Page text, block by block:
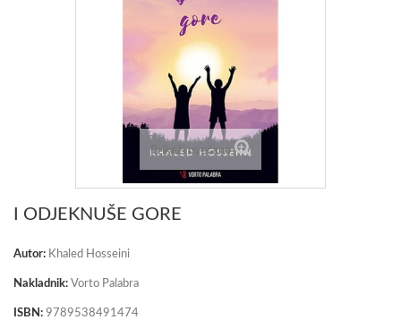
Prikaži uvećano
I ODJEKNUŠE GORE
Autor: Khaled Hosseini
Nakladnik: Vorto Palabra
ISBN: 9789538491474